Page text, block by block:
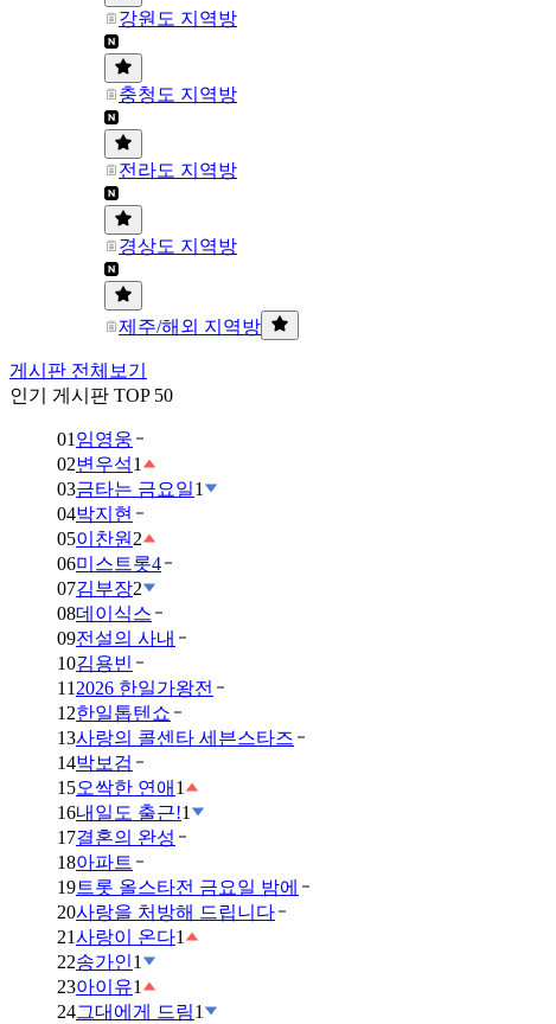
강원도 지역방
충청도 지역방
전라도 지역방
경상도 지역방
제주/해외 지역방
게시판 전체보기
인기 게시판 TOP 50
01 임영웅
02변우석1
03금타는 금요일1
04박지현
05이찬원 2
06미스트롯4
07김부장2
08데이식스
09전설의 사내
10김용빈
11 2026 한일가왕전
12한일톱텐쇼
13사랑의 콜센타 세븐스타즈
14박보검
15오싹한 연애 1
16내일도 출근!1
17결혼의 완성
18아파트
19트롯 올스타전 금요일 밤에
20사랑을 처방해 드립니다
21사랑이 온다1
22송가인1
23아이유1
24그대에게 드림1